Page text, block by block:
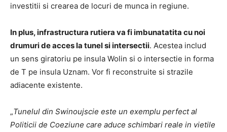
investitii si crearea de locuri de munca in regiune.
In plus, infrastructura rutiera va fi imbunatatita cu noi
drumuri de acces la tunel si intersectii. Acestea includ
un sens giratoriu pe insula Wolin si o intersectie in forma
de T pe insula Uznam. Vor fi reconstruite si strazile
adiacente existente.
„Tunelul din Swinoujscie este un exemplu perfect al
Politicii de Coeziune care aduce schimbari reale in vietile